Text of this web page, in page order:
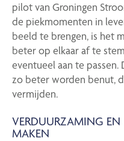
pilot van Groningen
de piekmomenten in
beeld te brengen, is het
beter op elkaar af te
eventueel aan te
zo beter worden benut,
vermijden.
VERDUURZAMING EN
MAKEN